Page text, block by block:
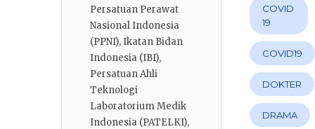
Persatuan Perawat
Nasional Indonesia
(PPNI), Ikatan Bidan
Indonesia (IBI),
Persatuan Ahli
Teknologi
Laboratorium Medik
Indonesia (PATELKI),
COVID
19
COVID19
DOKTER
DRAMA